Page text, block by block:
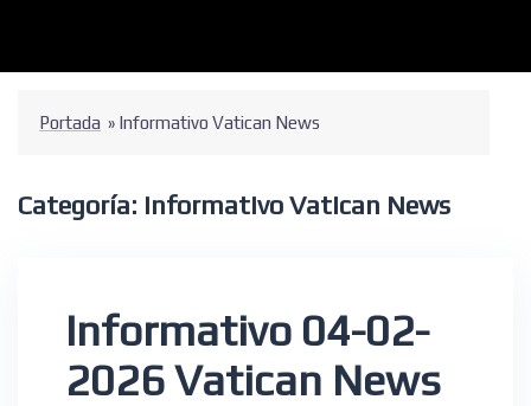
Portada » Informativo Vatican News
Categoría: Informativo Vatican News
Informativo 04-02-
2026 Vatican News